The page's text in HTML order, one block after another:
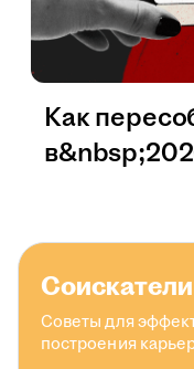
Как
Соискатели
Советы для
построения